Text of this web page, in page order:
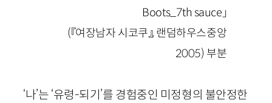
Boots_7th sauce」
(『여장남자 시코쿠』, 랜덤하우스중앙
2005) 부분
‘나’는 ‘유령-되기’를 경험중인 미정형의 불안정한